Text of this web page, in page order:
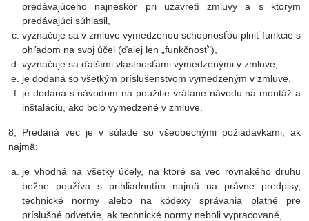
predávajúceho najneskôr pri uzavretí zmluvy a s ktorým
predávajúci súhlasil,
vyznačuje sa v zmluve vymedzenou schopnosťou plniť funkcie s
ohľadom na svoj účel (ďalej len „funkčnosť"),
vyznačuje sa ďalšími vlastnosťami vymedzenými v zmluve,
je dodaná so všetkým príslušenstvom vymedzeným v zmluve,
je dodaná s návodom na použitie vrátane návodu na montáž a
inštaláciu, ako bolo vymedzené v zmluve.
8, Predaná vec je v súlade so všeobecnými požiadavkami, ak
najmä:
je vhodná na všetky účely, na ktoré sa vec rovnakého druhu
bežne používa s prihliadnutím najmä na právne predpisy,
technické normy alebo na kódexy správania platné pre
príslušné odvetvie, ak technické normy neboli vypracované,